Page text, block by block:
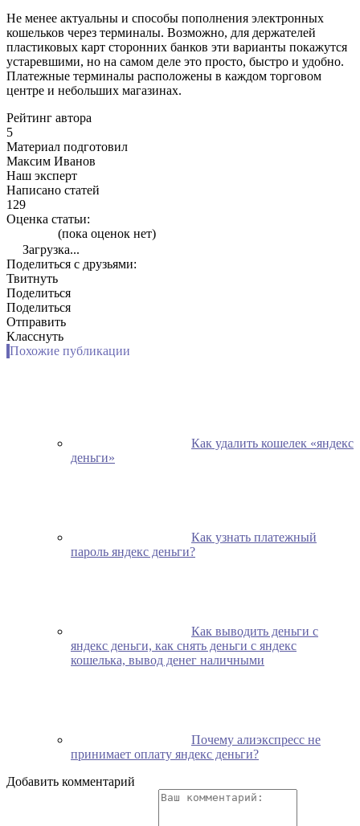
Не менее актуальны и способы пополнения электронных
кошельков через терминалы. Возможно, для держателей
пластиковых карт сторонних банков эти варианты покажутся
устаревшими, но на самом деле это просто, быстро и удобно.
Платежные терминалы расположены в каждом торговом
центре и небольших магазинах.
Рейтинг автора
5
Материал подготовил
Максим Иванов
Наш эксперт
Написано статей
129
Оценка статьи:
(пока оценок нет)
Загрузка...
Поделиться с друзьями:
Твитнуть
Поделиться
Поделиться
Отправить
Класснуть
Похожие публикации
Как удалить кошелек «яндекс
деньги»
Как узнать платежный
пароль яндекс деньги?
Как выводить деньги с
яндекс деньги, как снять деньги с яндекс
кошелька, вывод денег наличными
Почему алиэкспресс не
принимает оплату яндекс деньги?
Добавить комментарий